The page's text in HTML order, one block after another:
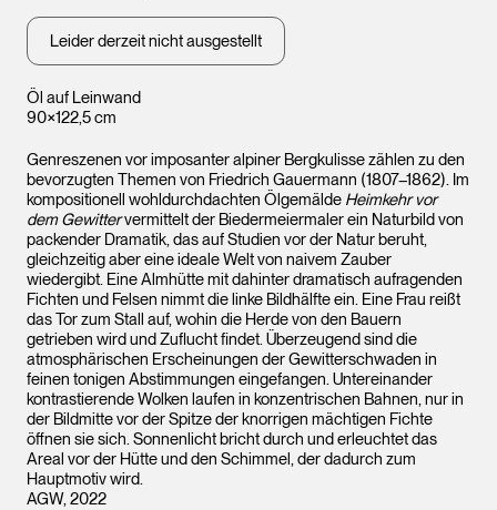
Öl auf Leinwand
90×122,5 cm
Leider derzeit nicht ausgestellt
Genreszenen vor imposanter alpiner Bergkulisse zählen zu den
bevorzugten Themen von Friedrich Gauermann (1807–1862). Im
kompositionell wohldurchdachten Ölgemälde Heimkehr vor
dem Gewittervermittelt der Biedermeiermaler ein Naturbild von
packender Dramatik, das auf Studien vor der Natur beruht,
gleichzeitig aber eine ideale Welt von naivem Zauber
wiedergibt. Eine Almhütte mit dahinter dramatisch aufragenden
Fichten und Felsen nimmt die linke Bildhälfte ein. Eine Frau reißt
das Tor zum Stall auf, wohin die Herde von den Bauern
getrieben wird und Zuflucht findet. Überzeugend sind die
atmosphärischen Erscheinungen der Gewitterschwaden in
feinen tonigen Abstimmungen eingefangen. Untereinander
kontrastierende Wolken laufen in konzentrischen Bahnen, nur in
der Bildmitte vor der Spitze der knorrigen mächtigen Fichte
öffnen sie sich. Sonnenlicht bricht durch und erleuchtet das
Areal vor der Hütte und den Schimmel, der dadurch zum
Hauptmotiv wird.
AGW, 2022